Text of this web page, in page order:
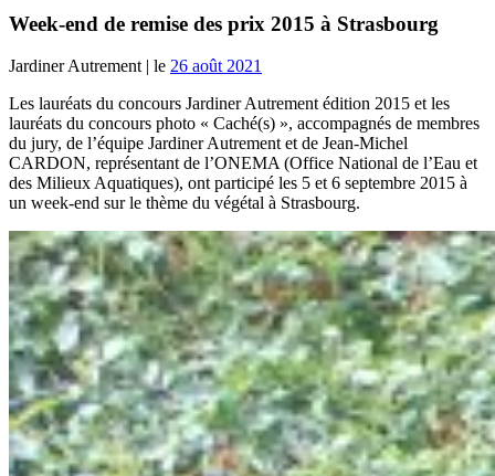
Week-end de remise des prix 2015 à Strasbourg
Jardiner Autrement| le 26 août 2021
Les lauréats du concours Jardiner Autrement édition 2015 et les
lauréats du concours photo « Caché(s) », accompagnés de membres
du jury, de l’équipe Jardiner Autrement et de Jean-Michel
CARDON, représentant de l’ONEMA (Office National de l’Eau et
des Milieux Aquatiques), ont participé les 5 et 6 septembre 2015 à
un week-end sur le thème du végétal à Strasbourg.